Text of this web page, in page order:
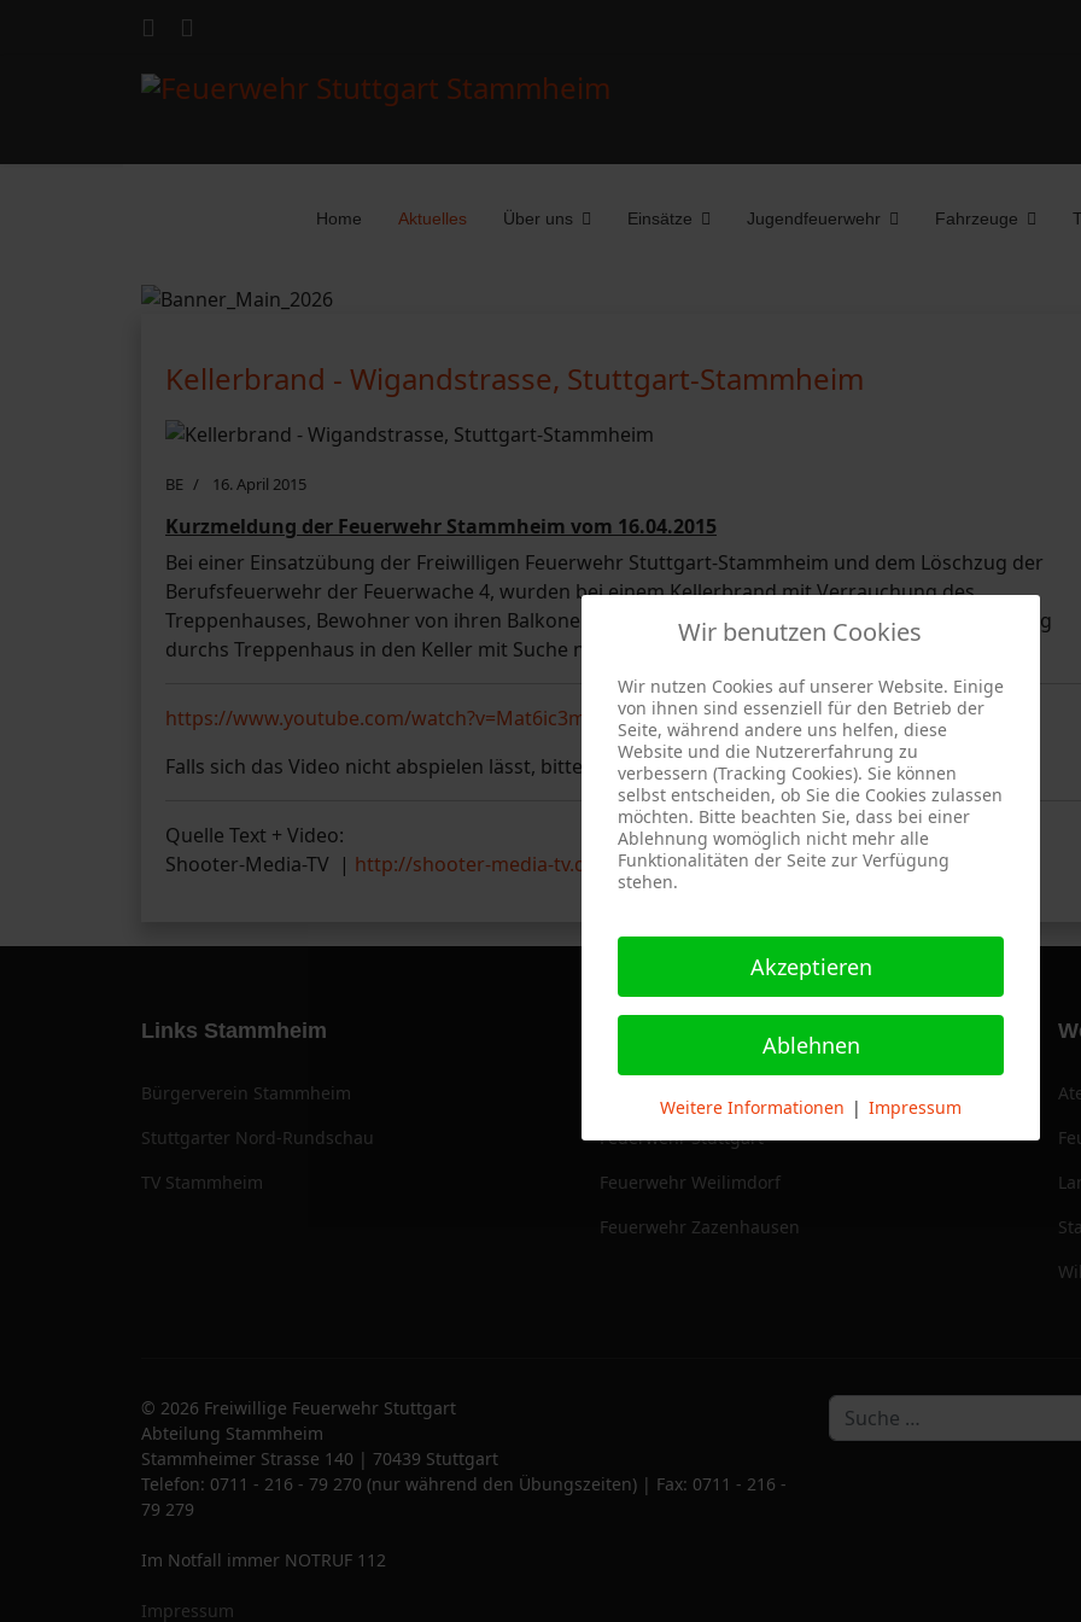
Home Aktuelles Über uns Einsätze Jugendfeuerwehr Fahrzeuge
Kellerbrand - Wigandstrasse, Stuttgart-Stammheim
BE 16. April 2015
Kurzmeldung der Feuerwehr Stammheim vom 16.04.2015
Bei einer Einsatzübung der Freiwilligen Feuerwehr Stuttgart-Stammheim und dem Löschzug der
Berufsfeuerwehr der Feuerwache 4, wurden bei einem Kellerbrand mit Verrauchung des
Treppenhauses, Bewohner von ihren Balkonen über Leitern gerettet und eine Brandbekämpfung
durchs Treppenhaus in den Keller mit Suche nach einem vermissten Bewohner durchgeführt.
https://www.youtube.com/watch?v=Mat6ic3mljM
Falls sich das Video nicht abspielen lässt, bitte hier |Youtube| klicken
Quelle Text + Video:
Shooter-Media-TV | http://shooter-media-tv.de Shooter auf Facebook|Shooter auf Google+
Links Stammheim
Bürgerverein Stammheim
Stuttgarter Nord-Rundschau
TV Stammheim
Feuerwehr Stuttgart
Feuerwehr Weilimdorf
Feuerwehr Zazenhausen
© 2026 Freiwillige Feuerwehr Stuttgart
Abteilung Stammheim
Stammheimer Strasse 140 | 70439 Stuttgart
Telefon: 0711 - 216 - 79 270 (nur während den Übungszeiten) | Fax: 0711 - 216 -
79 279
Im Notfall immer NOTRUF 112
Impressum
Wir benutzen Cookies
Wir nutzen Cookies auf unserer Website. Einige
von ihnen sind essenziell für den Betrieb der
Seite, während andere uns helfen, diese
Website und die Nutzererfahrung zu
verbessern (Tracking Cookies). Sie können
selbst entscheiden, ob Sie die Cookies zulassen
möchten. Bitte beachten Sie, dass bei einer
Ablehnung womöglich nicht mehr alle
Funktionalitäten der Seite zur Verfügung
stehen.
Akzeptieren
Ablehnen
Weitere Informationen | Impressum